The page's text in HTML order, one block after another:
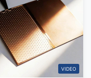
VIDEO